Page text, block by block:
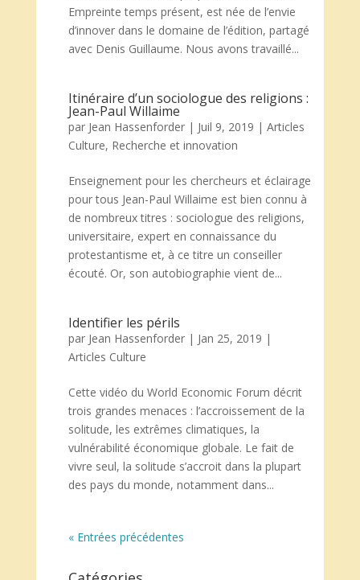
Empreinte temps présent, est née de l’envie
d’innover dans le domaine de l’édition, partagé
avec Denis Guillaume. Nous avons travaillé...
Itinéraire d’un sociologue des religions :
Jean-Paul Willaime
par Jean Hassenforder| Juil 9, 2019 | Articles
Culture, Recherche et innovation
Enseignement pour les chercheurs et éclairage
pour tous Jean-Paul Willaime est bien connu à
de nombreux titres : sociologue des religions,
universitaire, expert en connaissance du
protestantisme et, à ce titre un conseiller
écouté. Or, son autobiographie vient de...
Identifier les périls
par Jean Hassenforder| Jan 25, 2019 |
Articles Culture
Cette vidéo du World Economic Forum décrit
trois grandes menaces : l’accroissement de la
solitude, les extrêmes climatiques, la
vulnérabilité économique globale. Le fait de
vivre seul, la solitude s’accroit dans la plupart
des pays du monde, notamment dans...
« Entrées précédentes